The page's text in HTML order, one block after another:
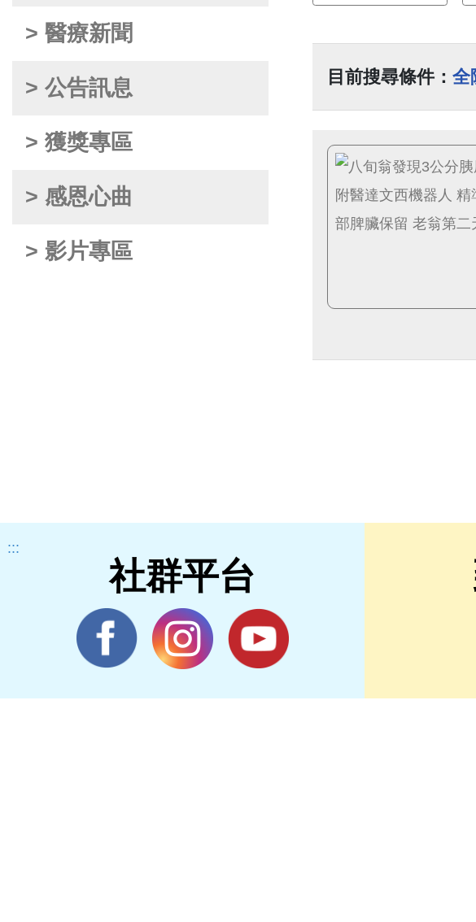
> 醫療新聞
> 公告訊息
> 獲獎專區
> 感恩心曲
> 影片專區
目前搜尋條件： 全
:::
社群平台